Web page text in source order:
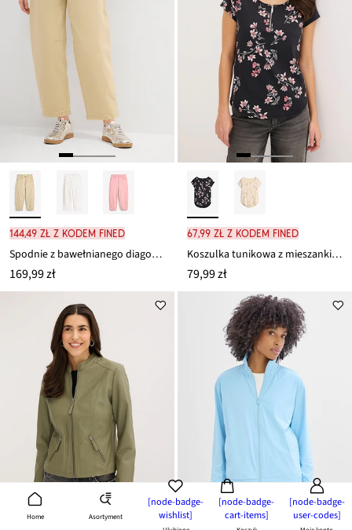
Home Asortyment
[node-badge-
wishlist]
[node-badge-
cart-items]
[node-badge-
user-codes]
144,49 zł z kodem FINED
Spodnie z bawełnianego diagonalu z domieszką elastanu
169,99 zł
67,99 zł z kodem FINED
Koszulka tunikowa z mieszanki bawełny
79,99 zł